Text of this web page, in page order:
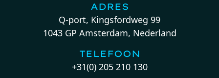
ADRES
Q-port, Kingsfordweg 99
1043 GP Amsterdam, Nederland
TELEFOON
+31(0) 205 210 130